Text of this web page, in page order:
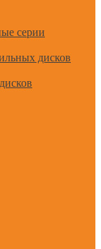
серии
дисков